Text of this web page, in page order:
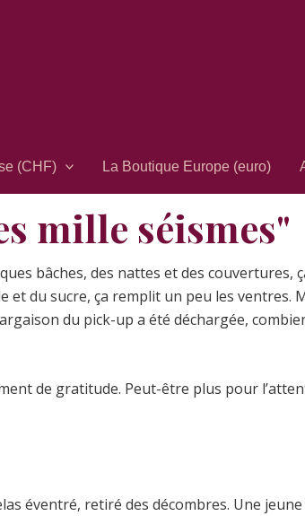
(CHF) La Boutique Europe (euro)
mille séismes"
bâches, des nattes et des couvertures,
du sucre, ça remplit un peu les ventres.
du pick-up a été déchargée,
de gratitude. Peut-être plus pour
éventré, retiré des décombres. Une